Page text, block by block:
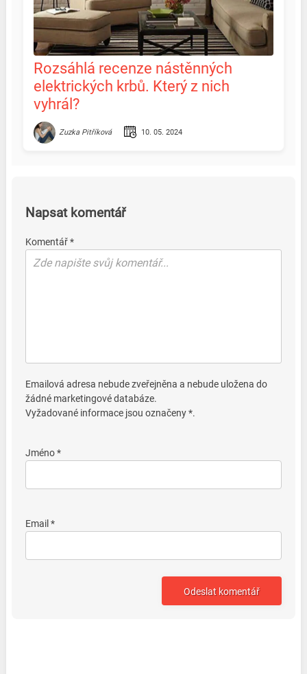
Rozsáhlá recenze nástěnných
elektrických krbů. Který z nich
vyhrál?
Zuzka Pitříková 10. 05. 2024
Napsat komentář
Komentář *
Emailová adresa nebude zveřejněna a nebude uložena do
žádné marketingové databáze.
Vyžadované informace jsou označeny *.
Jméno *
Email *